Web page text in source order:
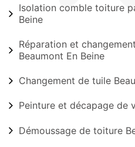
Isolation comble toiture
Beine
Réparation et
Beaumont En Beine
Changement de tuile
Peinture et décapage de
Démoussage de toiture